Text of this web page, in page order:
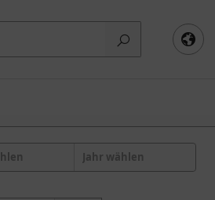
Jahr wählen